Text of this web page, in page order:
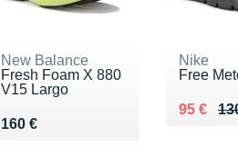
New Balance
Fresh Foam X 880
V15 Largo
160 €
Vendu 160 €
Nike
Free
Au lieu
95 €
Vendu